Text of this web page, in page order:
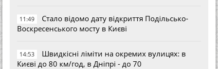
11:49
Стало відомо дату відкриття Подільсько-
Воскресенського мосту в Києві
14:53
Швидкісні ліміти на окремих вулицях: в
Києві до 80 км/год, в Дніпрі - до 70